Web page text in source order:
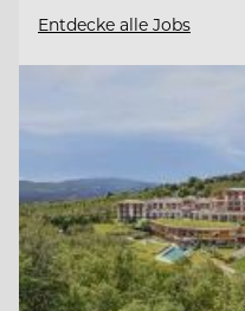
Entdecke alle Jobs